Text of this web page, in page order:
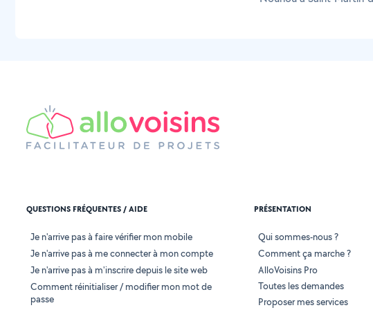
QUESTIONS FRÉQUENTES / AIDE
Je n'arrive pas à faire vérifier mon mobile
Je n'arrive pas à me connecter à mon compte
Je n'arrive pas à m'inscrire depuis le site web
Comment réinitialiser / modifier mon mot de
passe
PRÉSENTATION
Qui sommes-nous ?
Comment ça marche ?
AlloVoisins Pro
Toutes les demandes
Proposer mes services